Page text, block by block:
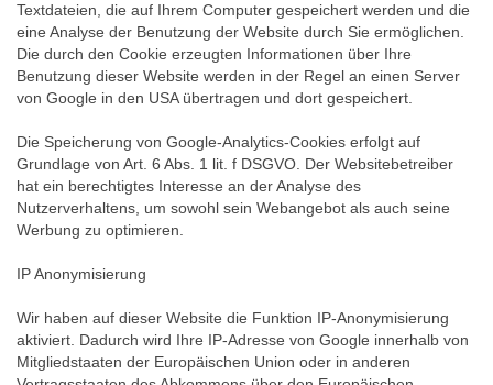
Textdateien, die auf Ihrem Computer gespeichert werden und die
eine Analyse der Benutzung der Website durch Sie ermöglichen.
Die durch den Cookie erzeugten Informationen über Ihre
Benutzung dieser Website werden in der Regel an einen Server
von Google in den USA übertragen und dort gespeichert.
Die Speicherung von Google-Analytics-Cookies erfolgt auf
Grundlage von Art. 6 Abs. 1 lit. f DSGVO. Der Websitebetreiber
hat ein berechtigtes Interesse an der Analyse des
Nutzerverhaltens, um sowohl sein Webangebot als auch seine
Werbung zu optimieren.
IP Anonymisierung
Wir haben auf dieser Website die Funktion IP-Anonymisierung
aktiviert. Dadurch wird Ihre IP-Adresse von Google innerhalb von
Mitgliedstaaten der Europäischen Union oder in anderen